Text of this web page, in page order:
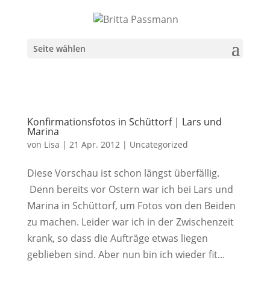
Seite wählen
Konfirmationsfotos in Schüttorf | Lars und
Marina
von Lisa | 21 Apr. 2012| Uncategorized
Diese Vorschau ist schon längst überfällig.
Denn bereits vor Ostern war ich bei Lars und
Marina in Schüttorf, um Fotos von den Beiden
zu machen. Leider war ich in der Zwischenzeit
krank, so dass die Aufträge etwas liegen
geblieben sind. Aber nun bin ich wieder fit...